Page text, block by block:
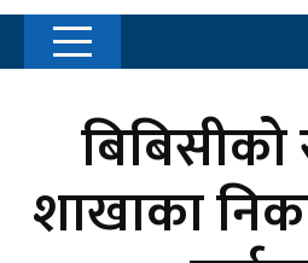
शाखाका